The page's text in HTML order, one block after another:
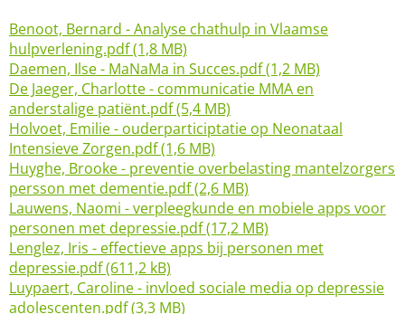
Benoot, Bernard - Analyse chathulp in Vlaamse
hulpverlening.pdf (1,8 MB)
Daemen, Ilse - MaNaMa in Succes.pdf (1,2 MB)
De Jaeger, Charlotte - communicatie MMA en
anderstalige patiënt.pdf (5,4 MB)
Holvoet, Emilie - ouderparticiptatie op Neonataal
Intensieve Zorgen.pdf (1,6 MB)
Huyghe, Brooke - preventie overbelasting mantelzorgers
persson met dementie.pdf (2,6 MB)
Lauwens, Naomi - verpleegkunde en mobiele apps voor
personen met depressie.pdf (17,2 MB)
Lenglez, Iris - effectieve apps bij personen met
depressie.pdf (611,2 kB)
Luypaert, Caroline - invloed sociale media op depressie
adolescenten.pdf (3,3 MB)